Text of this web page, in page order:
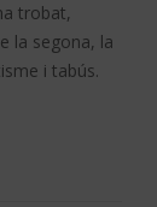
trobat,
la segona, la
i tabús.